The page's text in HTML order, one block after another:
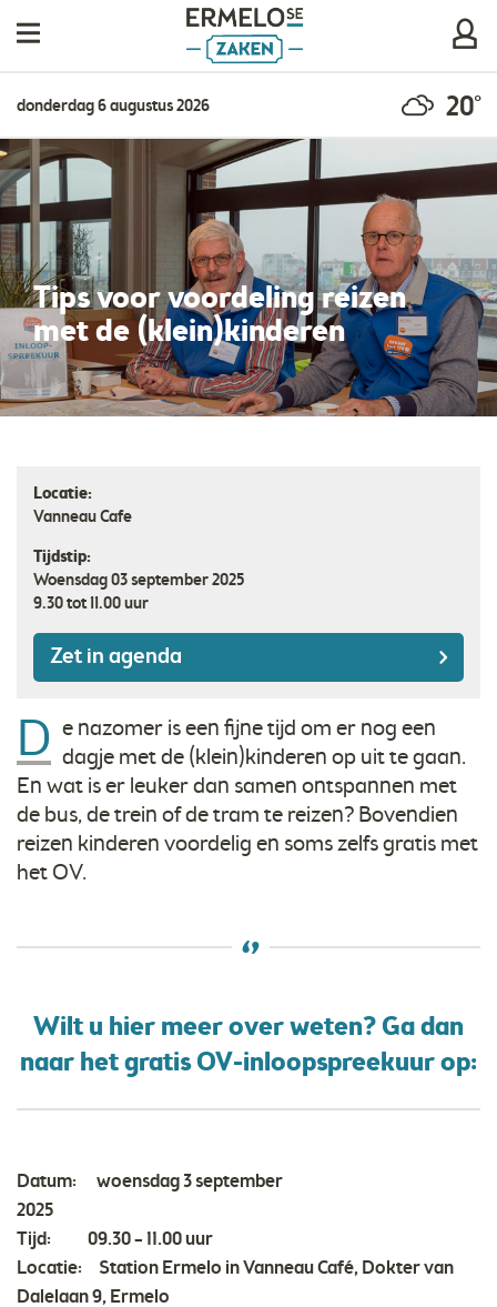
donderdag 6 augustus 2026 20°
Tips voor voordeling reizen
met de (klein)kinderen
Locatie:
Vanneau Cafe
Tijdstip:
Woensdag 03 september 2025
9.30 tot 11.00 uur
Zet in agenda
D e nazomer is een fijne tijd om er nog een
dagje met de (klein)kinderen op uit te gaan.
En wat is er leuker dan samen ontspannen met
de bus, de trein of de tram te reizen? Bovendien
reizen kinderen voordelig en soms zelfs gratis met
het OV.
Wilt u hier meer over weten? Ga dan
naar het gratis OV-inloopspreekuur op:
Datum: woensdag 3 september
2025
Tijd: 09.30 – 11.00 uur
Locatie: Station Ermelo in Vanneau Café, Dokter van
Dalelaan 9, Ermelo